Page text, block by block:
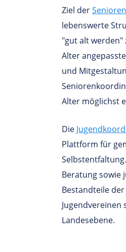
Ziel der
lebenswerte
"gut alt werden"
Alter
und
Alter möglichst
Die
Plattform für
Beratung sowie
Bestandteile
Jugendvereinen
Landesebene.